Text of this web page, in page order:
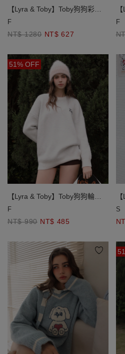
【Lyra & Toby】Toby狗狗彩色
緹花圓領長袖長版毛衣
F
NT$ 1280 NT$ 627
緹
F
51% OFF
【Lyra & Toby】Toby狗狗輪廓
線緹花圓領長袖長版毛衣
F
NT$ 990 NT$ 485
條
S